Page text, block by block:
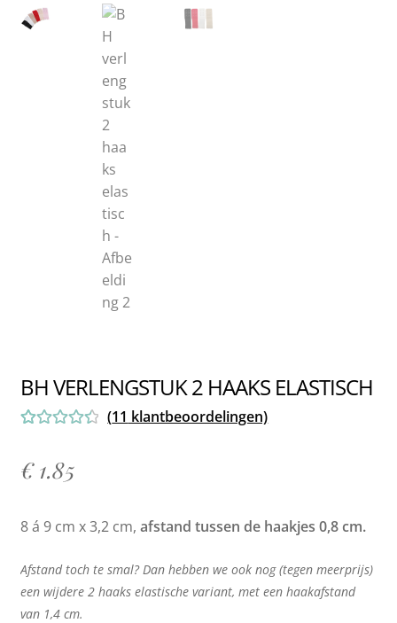
BH VERLENGSTUK 2 HAAKS ELASTISCH
d4.55 op 5
gebaseerd
waarderinge
(11 klantbeoordelingen)
€1.85
8 á 9 cm x 3,2 cm, afstand tussen de haakjes 0,8 cm.
Afstand toch te smal? Dan hebben we ook nog (tegen meerprijs)
een wijdere 2 haaks elastische variant, met een haakafstand
van 1,4 cm.